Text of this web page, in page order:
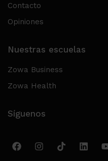
Contacto
Opiniones
Nuestras escuelas
Zowa Business
Zowa Health
Síguenos